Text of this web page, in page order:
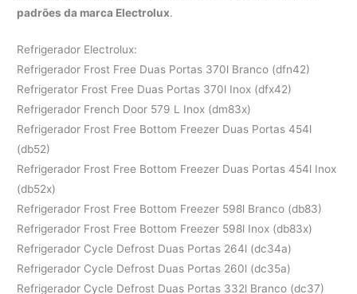
padrões da marca Electrolux.
Refrigerador Electrolux:
Refrigerador Frost Free Duas Portas 370l Branco (dfn42)
Refrigerator Frost Free Duas Portas 370l Inox (dfx42)
Refrigerador French Door 579 L Inox (dm83x)
Refrigerador Frost Free Bottom Freezer Duas Portas 454l
(db52)
Refrigerador Frost Free Bottom Freezer Duas Portas 454l Inox
(db52x)
Refrigerador Frost Free Bottom Freezer 598l Branco (db83)
Refrigerador Frost Free Bottom Freezer 598l Inox (db83x)
Refrigerador Cycle Defrost Duas Portas 264l (dc34a)
Refrigerador Cycle Defrost Duas Portas 260l (dc35a)
Refrigerador Cycle Defrost Duas Portas 332l Branco (dc37)